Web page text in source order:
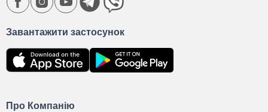
Про Компанію
Завантажити застосунок